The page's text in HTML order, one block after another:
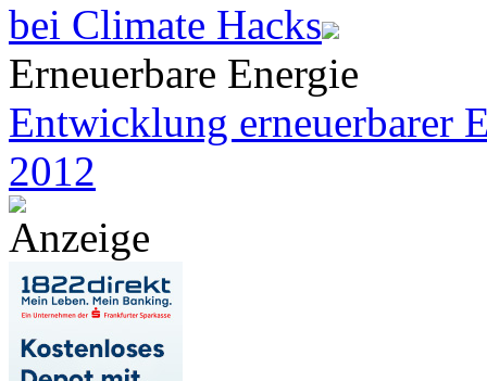
bei Climate Hacks
Erneuerbare Energie
Entwicklung erneuerbarer
2012
Anzeige